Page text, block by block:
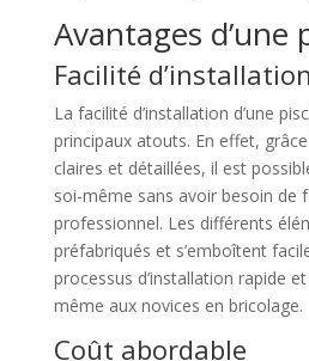
Avantages d’une
Facilité d’installation
La facilité d’installation d’une
principaux atouts. En effet,
claires et détaillées, il est
soi-même sans avoir besoin de
professionnel. Les différents
préfabriqués et s’emboîtent
processus d’installation rapide
même aux novices en bricolage.
Coût abordable